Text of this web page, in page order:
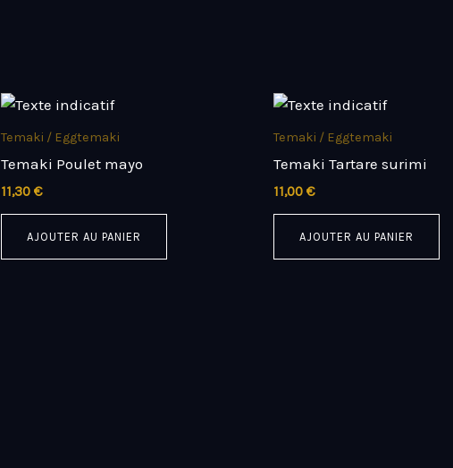
Temaki / Eggtemaki
Temaki Poulet mayo
11,30 €
AJOUTER AU PANIER
Temaki / Eggtemaki
Temaki Tartare surimi
11,00 €
AJOUTER AU PANIER